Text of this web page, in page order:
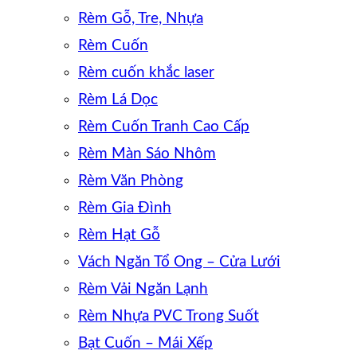
Rèm Gỗ, Tre, Nhựa
Rèm Cuốn
Rèm cuốn khắc laser
Rèm Lá Dọc
Rèm Cuốn Tranh Cao Cấp
Rèm Màn Sáo Nhôm
Rèm Văn Phòng
Rèm Gia Đình
Rèm Hạt Gỗ
Vách Ngăn Tổ Ong – Cửa Lưới
Rèm Vải Ngăn Lạnh
Rèm Nhựa PVC Trong Suốt
Bạt Cuốn – Mái Xếp